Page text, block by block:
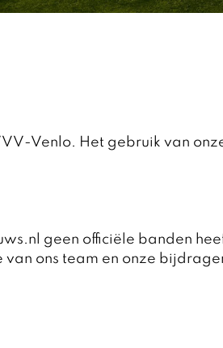
Venlo. Het gebruik van
geen officiële banden
ons team en onze